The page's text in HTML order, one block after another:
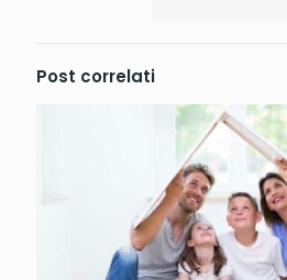
Post correlati